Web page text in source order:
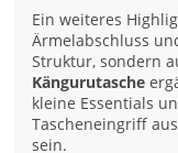
Ein weiteres
Ärmelabschluss
Struktur, sondern
Kängurutasche
kleine Essentials
Tascheneingriff
sein.